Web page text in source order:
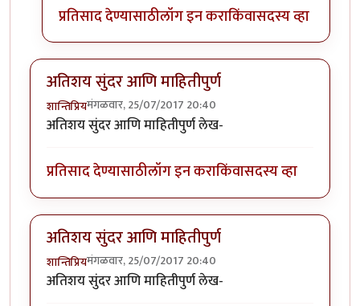
प्रतिसाद देण्यासाठीलॉग इन कराकिंवासदस्य व्हा
अतिशय सुंदर आणि माहितीपुर्ण
शान्तिप्रियमंगळवार, 25/07/2017 20:40
अतिशय सुंदर आणि माहितीपुर्ण लेख-
प्रतिसाद देण्यासाठीलॉग इन कराकिंवासदस्य व्हा
अतिशय सुंदर आणि माहितीपुर्ण
शान्तिप्रियमंगळवार, 25/07/2017 20:40
अतिशय सुंदर आणि माहितीपुर्ण लेख-